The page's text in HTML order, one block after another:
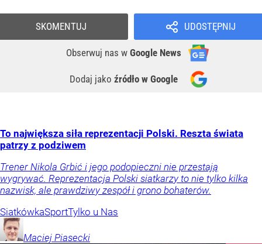
UDOSTĘPNIJ
Obserwuj nas w Google News
Dodaj jako źródło w Google
SKOMENTUJ
To największa siła reprezentacji Polski. Reszta świata
patrzy z podziwem
Trener Nikola Grbić i jego podopieczni nie przestają
wygrywać. Reprezentacja Polski siatkarzy to nie tylko kilka
nazwisk, ale prawdziwy zespół i grono bohaterów.
SiatkówkaSportTylko u Nas
Maciej Piasecki